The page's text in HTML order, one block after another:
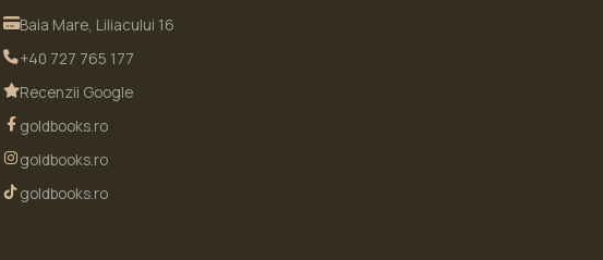
Baia Mare, Liliacului 16
+40 727 765 177
Recenzii Google
goldbooks.ro
goldbooks.ro
goldbooks.ro